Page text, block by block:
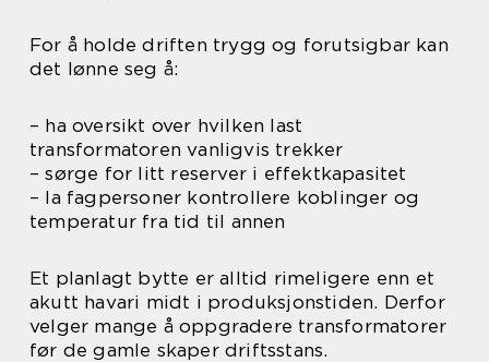
For å holde driften trygg og forutsigbar kan
det lønne seg å:
– ha oversikt over hvilken last
transformatoren vanligvis trekker
– sørge for litt reserver i effektkapasitet
– la fagpersoner kontrollere koblinger og
temperatur fra tid til annen
Et planlagt bytte er alltid rimeligere enn et
akutt havari midt i produksjonstiden. Derfor
velger mange å oppgradere transformatorer
før de gamle skaper driftsstans.